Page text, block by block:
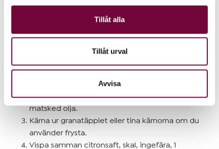
för sociala medier och analysera vår trafik. Vi
vidarebefordrar även sådana identifierare och annan
annons- och analysföretag som vi samarbetar med.
Dessa kan i sin tur kombinera informationen med annan
information som du har tillhandahållit eller som de har
samlat in när du har använt deras tjänster.
Tillåt alla
Tillåt urval
Avvisa
Granatäppelkärnor
1/2 dl krossade valnötter eller mandelflarn
Gör så här:
Häll av och skölj dem med kallt vatten. Lägg dem
Fräs brysselkålen snabbt, ca 2-3 minuter, med 1
matsked olja.
Kärna ur granatäpplet eller tina kärnorna om du
använder frysta.
Vispa samman citronsaft, skal, ingefära, 1